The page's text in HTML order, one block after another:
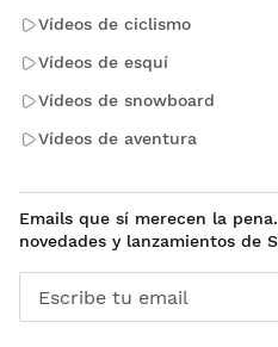
Vídeos de ciclismo
Vídeos de esquí
Vídeos de snowboard
Vídeos de aventura
Emails que sí merecen la
novedades y lanzamientos de
Escribe tu email